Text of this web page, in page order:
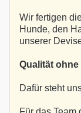
Wir fertigen
Hunde, den
unserer
Qualität
Dafür steht